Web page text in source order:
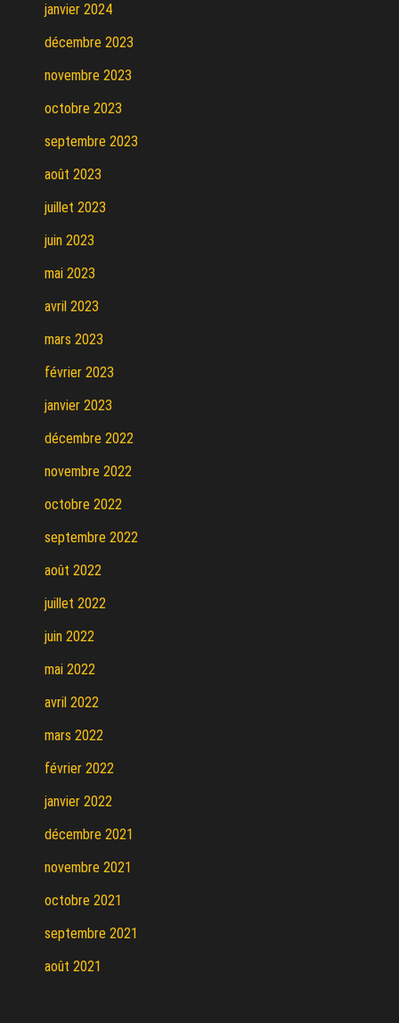
janvier 2024
décembre 2023
novembre 2023
octobre 2023
septembre 2023
août 2023
juillet 2023
juin 2023
mai 2023
avril 2023
mars 2023
février 2023
janvier 2023
décembre 2022
novembre 2022
octobre 2022
septembre 2022
août 2022
juillet 2022
juin 2022
mai 2022
avril 2022
mars 2022
février 2022
janvier 2022
décembre 2021
novembre 2021
octobre 2021
septembre 2021
août 2021